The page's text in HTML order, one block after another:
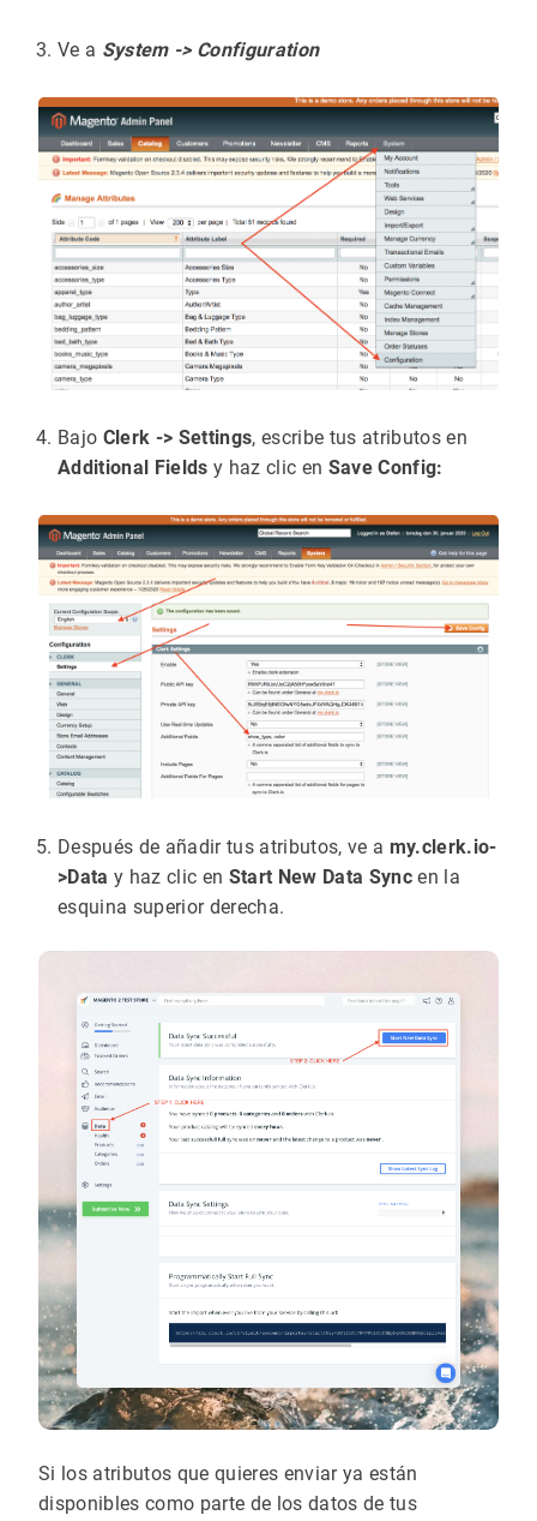
Ve a System -> Configuration
Bajo Clerk -> Settings, escribe tus atributos en
Additional Fields y haz clic en Save Config:
Después de añadir tus atributos, ve a my.clerk.io-
>Data y haz clic en Start New Data Syncen la
esquina superior derecha.
Si los atributos que quieres enviar ya están
disponibles como parte de los datos de tus